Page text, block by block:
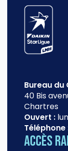
Bureau
40 Bis
Chartres
Ouvert :
Téléphone
Accès